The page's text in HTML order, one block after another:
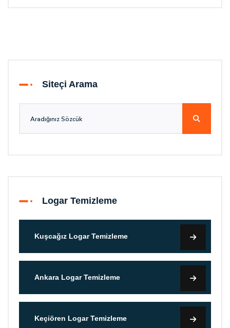
Siteçi Arama
Logar Temizleme
Kuşcağız Logar Temizleme
Ankara Logar Temizleme
Keçiören Logar Temizleme